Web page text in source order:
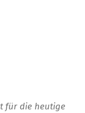
für die heutige